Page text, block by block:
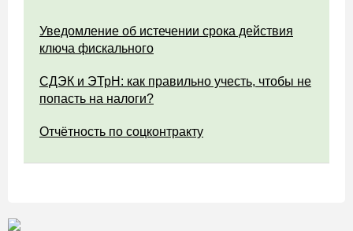
Уведомление об истечении срока действия
ключа фискального
СДЭК и ЭТрН: как правильно учесть, чтобы не
попасть на налоги?
Отчётность по соцконтракту